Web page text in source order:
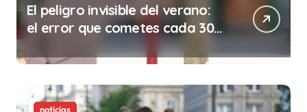
El peligro invisible del verano:
el error que cometes cada 30
minutos en tu trabajo (y la
ilegalidad que te puede costar
la vida)
noticias